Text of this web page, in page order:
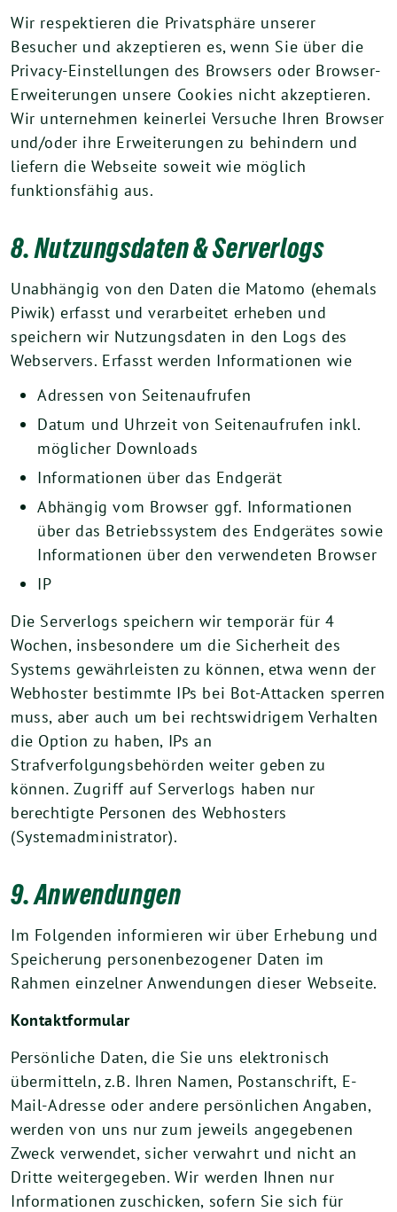
Wir respektieren die Privatsphäre unserer
Besucher und akzeptieren es, wenn Sie über die
Privacy-Einstellungen des Browsers oder Browser-
Erweiterungen unsere Cookies nicht akzeptieren.
Wir unternehmen keinerlei Versuche Ihren Browser
und/oder ihre Erweiterungen zu behindern und
liefern die Webseite soweit wie möglich
funktionsfähig aus.
8. Nutzungsdaten & Serverlogs
Unabhängig von den Daten die Matomo (ehemals
Piwik) erfasst und verarbeitet erheben und
speichern wir Nutzungsdaten in den Logs des
Webservers. Erfasst werden Informationen wie
Adressen von Seitenaufrufen
Datum und Uhrzeit von Seitenaufrufen inkl.
möglicher Downloads
Informationen über das Endgerät
Abhängig vom Browser ggf. Informationen
über das Betriebssystem des Endgerätes sowie
Informationen über den verwendeten Browser
IP
Die Serverlogs speichern wir temporär für 4
Wochen, insbesondere um die Sicherheit des
Systems gewährleisten zu können, etwa wenn der
Webhoster bestimmte IPs bei Bot-Attacken sperren
muss, aber auch um bei rechtswidrigem Verhalten
die Option zu haben, IPs an
Strafverfolgungsbehörden weiter geben zu
können. Zugriff auf Serverlogs haben nur
berechtigte Personen des Webhosters
(Systemadministrator).
9. Anwendungen
Im Folgenden informieren wir über Erhebung und
Speicherung personenbezogener Daten im
Rahmen einzelner Anwendungen dieser Webseite.
Kontaktformular
Persönliche Daten, die Sie uns elektronisch
übermitteln, z.B. Ihren Namen, Postanschrift, E-
Mail-Adresse oder andere persönlichen Angaben,
werden von uns nur zum jeweils angegebenen
Zweck verwendet, sicher verwahrt und nicht an
Dritte weitergegeben. Wir werden Ihnen nur
Informationen zuschicken, sofern Sie sich für